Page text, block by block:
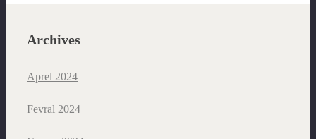
Archives
Aprel 2024
Fevral 2024